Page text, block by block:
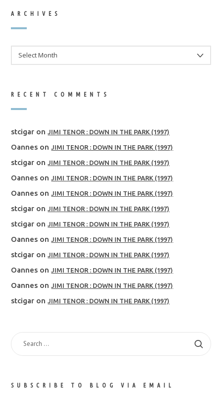
ARCHIVES
RECENT COMMENTS
stcigar onJIMI TENOR : DOWN IN THE PARK (1997)
Oannes onJIMI TENOR : DOWN IN THE PARK (1997)
stcigar onJIMI TENOR : DOWN IN THE PARK (1997)
Oannes onJIMI TENOR : DOWN IN THE PARK (1997)
Oannes onJIMI TENOR : DOWN IN THE PARK (1997)
stcigar onJIMI TENOR : DOWN IN THE PARK (1997)
stcigar onJIMI TENOR : DOWN IN THE PARK (1997)
Oannes onJIMI TENOR : DOWN IN THE PARK (1997)
stcigar onJIMI TENOR : DOWN IN THE PARK (1997)
Oannes onJIMI TENOR : DOWN IN THE PARK (1997)
Oannes onJIMI TENOR : DOWN IN THE PARK (1997)
stcigar onJIMI TENOR : DOWN IN THE PARK (1997)
SEARCH
FOR:
SUBSCRIBE TO BLOG VIA EMAIL